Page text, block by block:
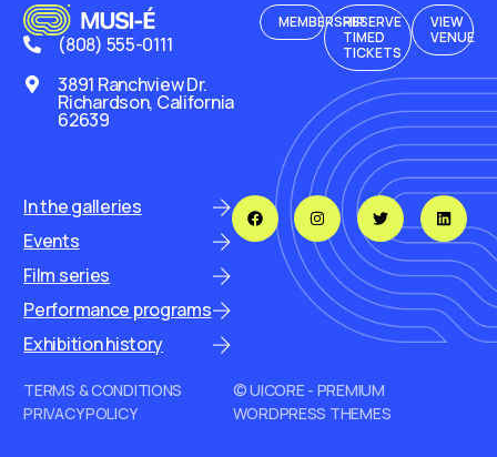
(808) 555-0111
3891 Ranchview Dr.
Richardson, California
62639
MEMBERSHIPRESERVE
TIMED
TICKETS
VIEW
VENUE
In the galleries
Events
Film series
Performance programs
Exhibition history
TERMS & CONDITIONS
PRIVACY POLICY
© UICORE - PREMIUM
WORDPRESS THEMES